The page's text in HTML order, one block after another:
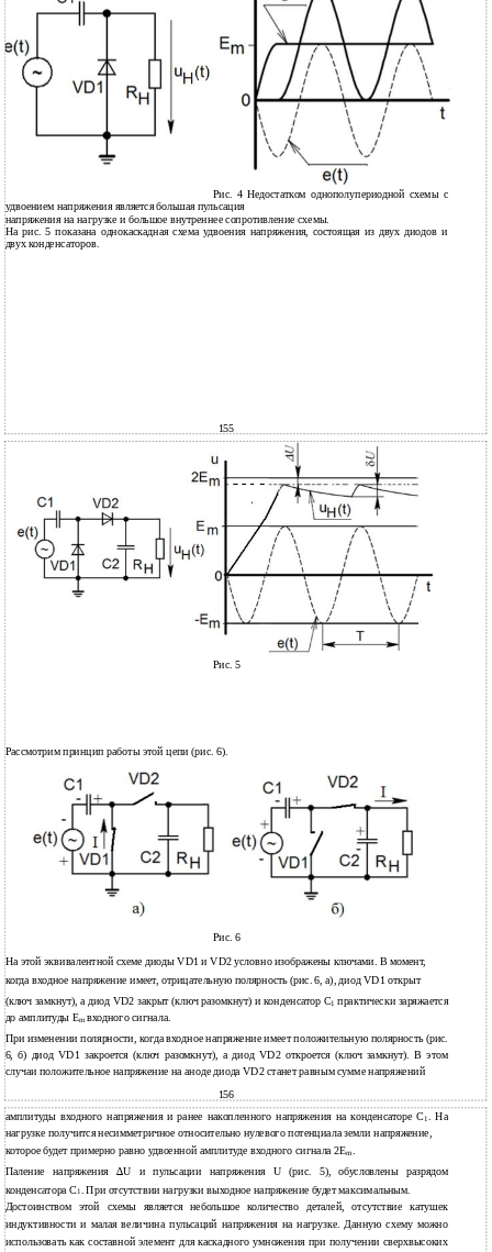
Рис. 4 Недостатком однополупериодной схемы с
удвоением напряжения является большая пульсация
напряжения на нагрузке и большое внутреннее сопротивление схемы.
На рис. 5 показана однокаскадная схема удвоения напряжения, состоящая из двух диодов и
двух конденсаторов.
155
Рис. 5
Рассмотрим принцип работы этой цепи (рис. 6).
Рис. 6
На этой эквивалентной схеме диоды VD1 и VD2 условно изображены ключами. В момент,
когда входное напряжение имеет, отрицательную полярность (рис. 6, а), диод VD1 открыт
(ключ замкнут), а диод VD2 закрыт (ключ разомкнут) и конденсатор C1практически заряжается
до амплитуды Emвходного сигнала.
При изменении полярности, когда входное напряжение имеет положительную полярность (рис.
6, б) диод VD1 закроется (ключ разомкнут), а диод VD2 откроется (ключ замкнут). В этом
случаи положительное напряжение на аноде диода VD2 станет равным сумме напряжений
156
амплитуды входного напряжения и ранее накопленного напряжения на конденсаторе С1 . На
нагрузке получится несимметричное относительно нулевого потенциала земли напряжение,
которое будет примерно равно удвоенной амплитуде входного сигнала 2Em.
Паление напряжения ∆U и пульсации напряжения U (рис. 5), обусловлены разрядом
конденсатора С1 . При отсутствии нагрузки выходное напряжение будет максимальным.
Достоинством этой схемы является небольшое количество деталей, отсутствие катушек
индуктивности и малая величина пульсаций напряжения на нагрузке. Данную схему можно
использовать как составной элемент для каскадного умножения при получении сверхвысоких